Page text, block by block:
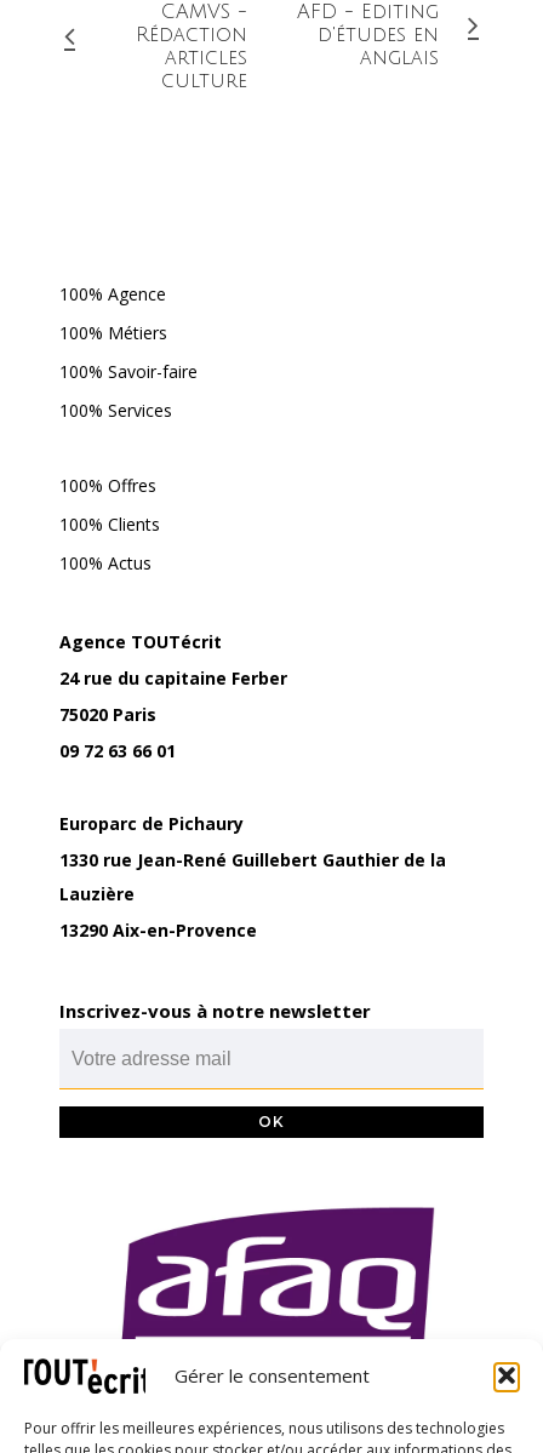
Gérer le consentement
Pour offrir les meilleures expériences, nous utilisons des technologies
CAMVS -
Rédaction
articles
culture
AFD - Editing
d'études en
anglais
100% Agence
100% Métiers
100% Savoir-faire
100% Services
100% Offres
100% Clients
100% Actus
Agence TOUTécrit
24 rue du capitaine Ferber
75020 Paris
09 72 63 66 01
Europarc de Pichaury
1330 rue Jean-René Guillebert Gauthier de la
Lauzière
13290 Aix-en-Provence
Inscrivez-vous à notre newsletter